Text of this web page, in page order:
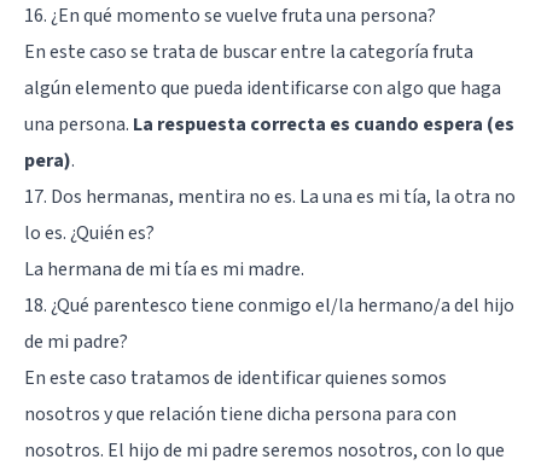
16. ¿En qué momento se vuelve fruta una persona?
En este caso se trata de buscar entre la categoría fruta
algún elemento que pueda identificarse con algo que haga
una persona. La respuesta correcta es cuando espera (es
pera).
17. Dos hermanas, mentira no es. La una es mi tía, la otra no
lo es. ¿Quién es?
La hermana de mi tía es mi madre.
18. ¿Qué parentesco tiene conmigo el/la hermano/a del hijo
de mi padre?
En este caso tratamos de identificar quienes somos
nosotros y que relación tiene dicha persona para con
nosotros. El hijo de mi padre seremos nosotros, con lo que